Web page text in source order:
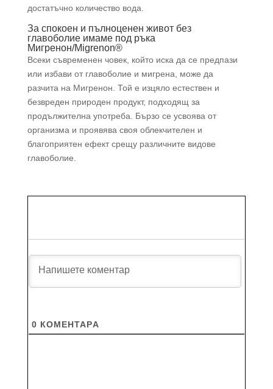
достатъчно количество вода.
За спокоен и пълноценен живот без
главоболиеимаме под ръка
Мигренон/Migrenon®
Всеки съвременен човек, който иска да се предпази
или избави от главоболие и мигрена, може да
разчита на Мигренон. Той е изцяло естествен и
безвреден природен продукт, подходящ за
продължителна употреба. Бързо се усвоява от
организма и проявява своя облекчителен и
благоприятен ефект срещу различните видове
главоболие.
0 КОМЕНТАРA